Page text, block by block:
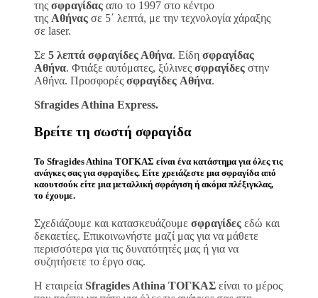
της σφραγίδας απο το 1997 στο κέντρο
της Αθήνας σε 5΄ λεπτά, με την τεχνολογία χάραξης
σε laser.
Σε 5 λεπτά σφραγίδες Αθήνα. Είδη σφραγίδας
Αθήνα. Φτιάξε αυτόματες, ξύλινες σφραγίδες στην
Αθήνα. Προσφορές σφραγίδες Αθήνα.
Sfragides Athina Express.
Βρείτε τη σωστή σφραγίδα
Το Sfragides Athina ΤΟΓΚΑΣ είναι ένα κατάστημα για όλες τις
ανάγκες σας για σφραγίδες. Είτε χρειάζεστε μια σφραγίδα από
καουτσούκ είτε μια μεταλλική σφράγιση ή ακόμα πλέξιγκλας,
το έχουμε.
Σχεδιάζουμε και κατασκευάζουμε σφραγίδες εδώ και
δεκαετίες. Επικοινωνήστε μαζί μας για να μάθετε
περισσότερα για τις δυνατότητές μας ή για να
συζητήσετε το έργο σας.
Η εταιρεία Sfragides Athina ΤΟΓΚΑΣ είναι το μέρος